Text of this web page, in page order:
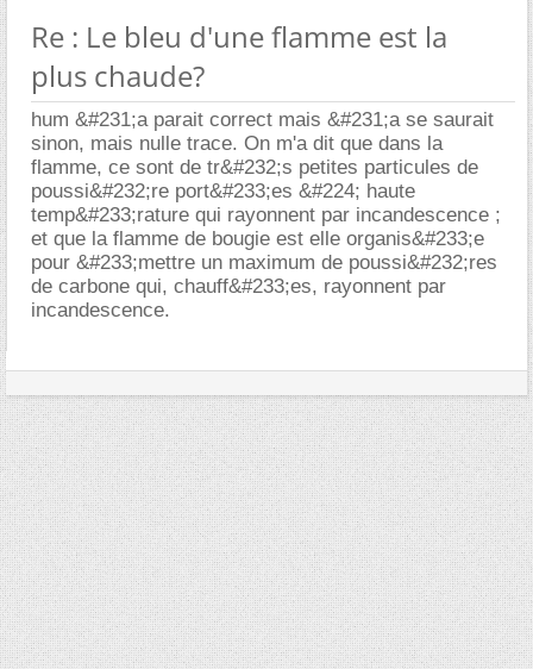
Re : Le bleu d'une flamme est la
plus chaude?
hum &#231;a parait correct mais &#231;a se saurait
sinon, mais nulle trace. On m'a dit que dans la
flamme, ce sont de tr&#232;s petites particules de
poussi&#232;re port&#233;es &#224; haute
temp&#233;rature qui rayonnent par incandescence ;
et que la flamme de bougie est elle organis&#233;e
pour &#233;mettre un maximum de poussi&#232;res
de carbone qui, chauff&#233;es, rayonnent par
incandescence.